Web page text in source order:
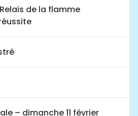
de la flamme
– dimanche 11 février